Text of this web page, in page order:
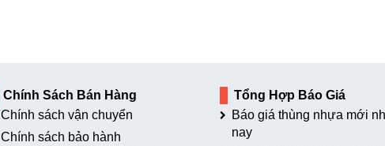
Chính Sách Bán Hàng
Chính sách vận chuyển
Chính sách bảo hành
Tổng Hợp Báo Giá
Báo giá thùng nhựa mới
nay